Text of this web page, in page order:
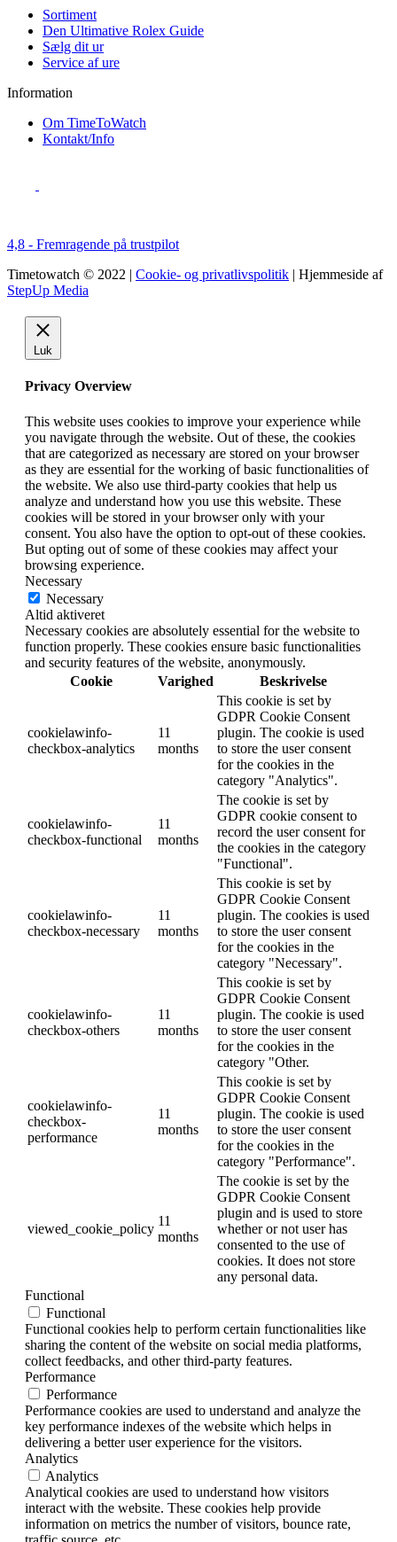
Sortiment
Den Ultimative Rolex Guide
Sælg dit ur
Service af ure
Information
Om TimeToWatch
Kontakt/Info
4,8 - Fremragende på trustpilot
Timetowatch © 2022 | Cookie- og privatlivspolitik | Hjemmeside af
StepUp Media
Luk
Privacy Overview
This website uses cookies to improve your experience while
you navigate through the website. Out of these, the cookies
that are categorized as necessary are stored on your browser
as they are essential for the working of basic functionalities of
the website. We also use third-party cookies that help us
analyze and understand how you use this website. These
cookies will be stored in your browser only with your
consent. You also have the option to opt-out of these cookies.
But opting out of some of these cookies may affect your
browsing experience.
Necessary
Necessary
Altid aktiveret
Necessary cookies are absolutely essential for the website to
function properly. These cookies ensure basic functionalities
and security features of the website, anonymously.
Cookie
Varighed Beskrivelse
cookielawinfo-
checkbox-analytics
11
months
This cookie is set by
GDPR Cookie Consent
plugin. The cookie is used
to store the user consent
for the cookies in the
category "Analytics".
cookielawinfo-
checkbox-functional
11
months
The cookie is set by
GDPR cookie consent to
record the user consent for
the cookies in the category
"Functional".
cookielawinfo-
checkbox-necessary
11
months
This cookie is set by
GDPR Cookie Consent
plugin. The cookies is used
to store the user consent
for the cookies in the
category "Necessary".
cookielawinfo-
checkbox-others
11
months
This cookie is set by
GDPR Cookie Consent
plugin. The cookie is used
to store the user consent
for the cookies in the
category "Other.
cookielawinfo-
checkbox-
performance
11
months
This cookie is set by
GDPR Cookie Consent
plugin. The cookie is used
to store the user consent
for the cookies in the
category "Performance".
viewed_cookie_policy
11
months
The cookie is set by the
GDPR Cookie Consent
plugin and is used to store
whether or not user has
consented to the use of
cookies. It does not store
any personal data.
Functional
Functional
Functional cookies help to perform certain functionalities like
sharing the content of the website on social media platforms,
collect feedbacks, and other third-party features.
Performance
Performance
Performance cookies are used to understand and analyze the
key performance indexes of the website which helps in
delivering a better user experience for the visitors.
Analytics
Analytics
Analytical cookies are used to understand how visitors
interact with the website. These cookies help provide
information on metrics the number of visitors, bounce rate,